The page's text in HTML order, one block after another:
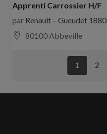
Apprenti Carrossier H/F
par Renault – Gueudet 1880
80100 Abbeville
1 2